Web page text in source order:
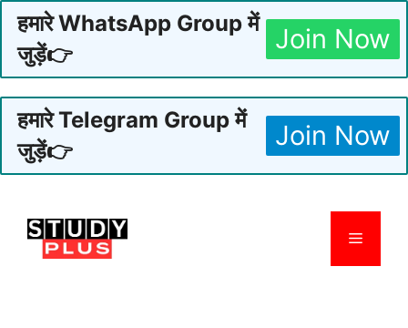
हमारे WhatsApp Group में
जुड़ें👉
Join Now
हमारे Telegram Group में
जुड़ें👉
Join Now
content
Menu